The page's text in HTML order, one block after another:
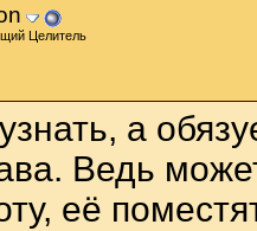
Целитель
а
Ведь
её